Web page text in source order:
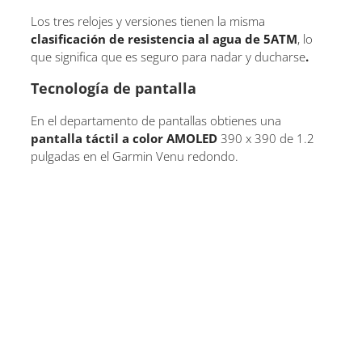
Los tres relojes y versiones tienen la misma
clasificación de resistencia al agua de 5ATM, lo
que significa que es seguro para nadar y ducharse.
Tecnología de pantalla
En el departamento de pantallas obtienes una
pantalla táctil a color AMOLED 390 x 390 de 1.2
pulgadas en el Garmin Venu redondo.